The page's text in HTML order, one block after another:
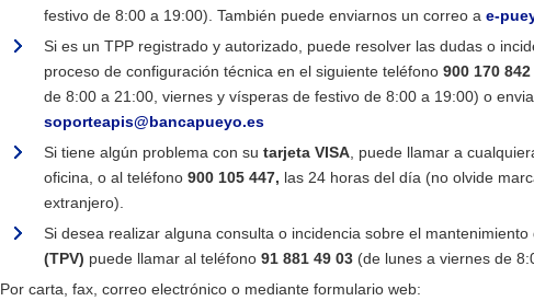
festivo de 8:00 a 19:00). También puede enviarnos un correo a e-
Si es un TPP registrado y autorizado, puede resolver las dudas o
proceso de configuración técnica en el siguiente teléfono 900 170 842
de 8:00 a 21:00, viernes y vísperas de festivo de 8:00 a 19:00) o
soporteapis@bancapueyo.es
Si tiene algún problema con su tarjeta VISA , puede llamar a
oficina, o al teléfono 900 105 447, las 24 horas del día (no olvide
extranjero).
Si desea realizar alguna consulta o incidencia sobre el mantenimiento
(TPV) puede llamar al teléfono 91 881 49 03 (de lunes a viernes de
Por carta, fax, correo electrónico o mediante formulario web: